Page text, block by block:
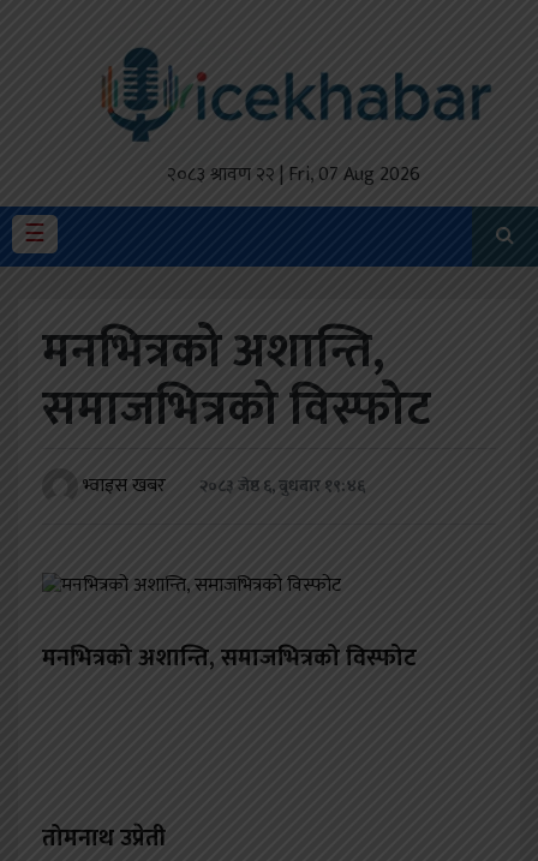
२०८३ श्रावण २२ | Fri, 07 Aug 2026
☰
मैथिली
प्रदेश
स्वास्थ्य
अन्य
मनभित्रको अशान्ति,
समाजभित्रको विस्फोट
भ्वाइस खबर २०८३ जेष्ठ ६, बुधबार १९:४६
मनभित्रको अशान्ति,समाजभित्रको विस्फोट
तोमनाथ उप्रेती